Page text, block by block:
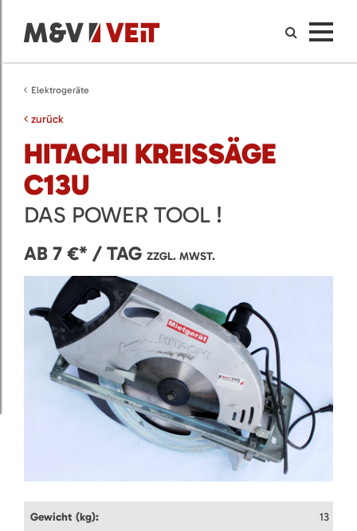
Elektrogeräte
zurück
HITACHI KREISSÄGE
C13U
DAS POWER TOOL !
AB 7 €* / TAG ZZGL. MWST.
Gewicht (kg): 13